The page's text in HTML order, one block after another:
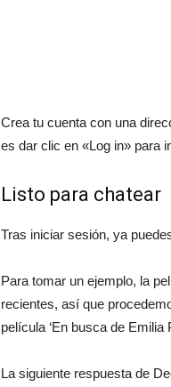
Crea tu cuenta con una
es dar clic en «Log in» para
Listo para chatear
Tras iniciar sesión, ya
Para tomar un ejemplo, la
recientes, así que
película ‘En busca de Emilia
La siguiente respuesta de